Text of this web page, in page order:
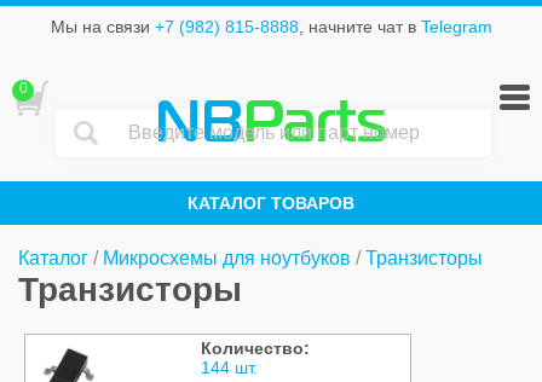
Мы на связи +7 (982) 815-8888, начните чат в Telegram
NBParts
КАТАЛОГ ТОВАРОВ
0
Каталог / Микросхемы для ноутбуков /Транзисторы
Транзисторы
Количество:
144 шт.